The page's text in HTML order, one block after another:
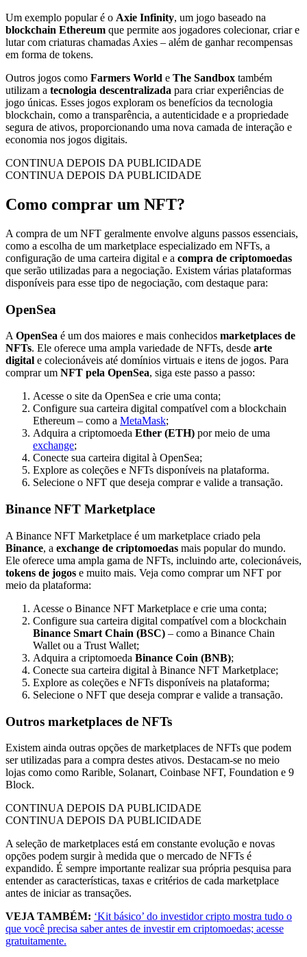
Um exemplo popular é o Axie Infinity, um jogo baseado na
blockchain Ethereum que permite aos jogadores colecionar, criar e
lutar com criaturas chamadas Axies – além de ganhar recompensas
em forma de tokens.
Outros jogos como Farmers World e The Sandbox também
utilizam a tecnologia descentralizada para criar experiências de
jogo únicas. Esses jogos exploram os benefícios da tecnologia
blockchain, como a transparência, a autenticidade e a propriedade
segura de ativos, proporcionando uma nova camada de interação e
economia nos jogos digitais.
CONTINUA DEPOIS DA PUBLICIDADE
CONTINUA DEPOIS DA PUBLICIDADE
Como comprar um NFT?
A compra de um NFT geralmente envolve alguns passos essenciais,
como a escolha de um marketplace especializado em NFTs, a
configuração de uma carteira digital e a compra de criptomoedas
que serão utilizadas para a negociação. Existem várias plataformas
disponíveis para esse tipo de negociação, com destaque para:
OpenSea
A OpenSea é um dos maiores e mais conhecidos marketplaces de
NFTs. Ele oferece uma ampla variedade de NFTs, desde arte
digital e colecionáveis até domínios virtuais e itens de jogos. Para
comprar um NFT pela OpenSea, siga este passo a passo:
Acesse o site da OpenSea e crie uma conta;
Configure sua carteira digital compatível com a blockchain
Ethereum – como a MetaMask;
Adquira a criptomoeda Ether (ETH) por meio de uma
exchange;
Conecte sua carteira digital à OpenSea;
Explore as coleções e NFTs disponíveis na plataforma.
Selecione o NFT que deseja comprar e valide a transação.
Binance NFT Marketplace
A Binance NFT Marketplace é um marketplace criado pela
Binance, a exchange de criptomoedas mais popular do mundo.
Ele oferece uma ampla gama de NFTs, incluindo arte, colecionáveis,
tokens de jogos e muito mais. Veja como comprar um NFT por
meio da plataforma:
Acesse o Binance NFT Marketplace e crie uma conta;
Configure sua carteira digital compatível com a blockchain
Binance Smart Chain (BSC) – como a Binance Chain
Wallet ou a Trust Wallet;
Adquira a criptomoeda Binance Coin (BNB);
Conecte sua carteira digital à Binance NFT Marketplace;
Explore as coleções e NFTs disponíveis na plataforma;
Selecione o NFT que deseja comprar e valide a transação.
Outros marketplaces de NFTs
Existem ainda outras opções de marketplaces de NFTs que podem
ser utilizadas para a compra destes ativos. Destacam-se no meio
lojas como como Rarible, Solanart, Coinbase NFT, Foundation e 9
Block.
CONTINUA DEPOIS DA PUBLICIDADE
CONTINUA DEPOIS DA PUBLICIDADE
A seleção de marketplaces está em constante evolução e novas
opções podem surgir à medida que o mercado de NFTs é
expandido. É sempre importante realizar sua própria pesquisa para
entender as características, taxas e critérios de cada marketplace
antes de iniciar as transações.
VEJA TAMBÉM: ‘Kit básico’ do investidor cripto mostra tudo o
que você precisa saber antes de investir em criptomoedas; acesse
gratuitamente.